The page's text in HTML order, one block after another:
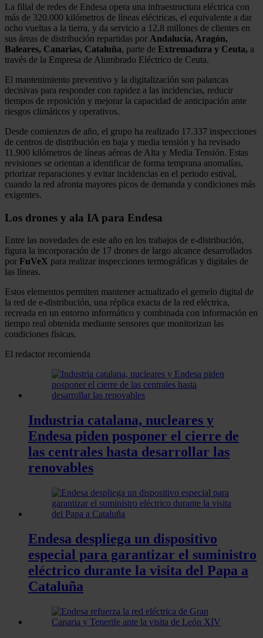
La filial de redes de Endesa opera una infraestructura eléctrica con
más de 320.000 kilómetros de líneas eléctricas, el equivalente a dar
ocho vueltas a la tierra, y da servicio a 12,8 millones de clientes en
sus áreas de distribución repartidas por Andalucía, Aragón,
Baleares, Canarias, Cataluña, parte de Extremadura y Ceuta, a
través de la Empresa de Alumbrado Eléctrico de Ceuta.
El mantenimiento preventivo y la digitalización son palancas
decisivas para responder con rapidez a las incidencias, reducir
tiempos de reposición y mejorar la capacidad de anticipación ante
riesgos climáticos y operativos.
Desde comienzos de año, el grupo ha realizado 17.337 inspecciones
de centros de distribución en baja y media tensión y ha revisado
11.900 kilómetros de líneas aéreas de Alta y Media Tensión. Estas
revisiones se orientan a identificar de forma temprana anomalías,
priorizar reparaciones y evitar incidencias en el periodo estival,
cuando la red afronta mayores picos de demanda y condiciones más
exigentes.
Los drones y ala IA para Endesa
Entre las novedades de este año en los trabajos de e-distribución,
figura la incorporación de 17 drones de largo alcance desarrollados
por FuVeX para realizar inspecciones termográficas y digitales de
las líneas.
Estos elementos permiten mantener actualizado el gemelo digital de
la red de e-distribución, una réplica exacta de la red eléctrica,
recreada en un entorno informático y combinada con información en
tiempo real obtenida mediante sensores que monitorizan las
condiciones físicas.
El redactor recomienda
Industria catalana, nucleares y
Endesa piden posponer el cierre de
las centrales hasta desarrollar las
renovables
Endesa despliega un dispositivo
especial para garantizar el suministro
eléctrico durante la visita del Papa a
Cataluña